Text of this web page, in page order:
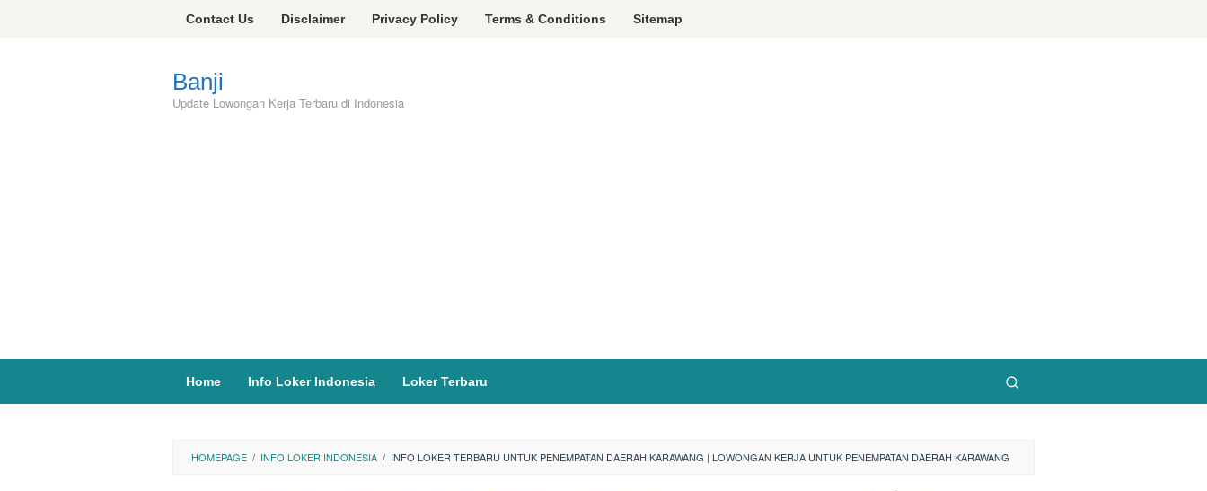
Contact Us Disclaimer Privacy Policy Terms & Conditions Sitemap
Banji
Update Lowongan Kerja Terbaru di Indonesia
Home Info Loker Indonesia Loker Terbaru
HOMEPAGE / INFO LOKER INDONESIA / INFO LOKER TERBARU UNTUK PENEMPATAN DAERAH KARAWANG | LOWONGAN KERJA UNTUK PENEMPATAN DAERAH KARAWANG